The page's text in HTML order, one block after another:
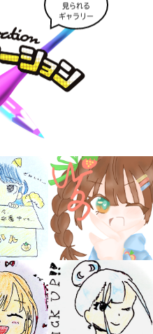
キミノラジオ配信中！
見られる
見られる
ギャラリー